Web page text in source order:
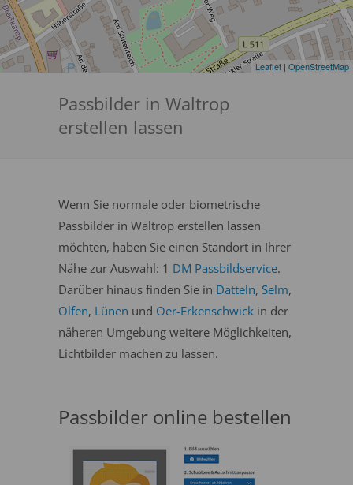
Leaflet | OpenStreetMap
Passbilder in Waltrop
erstellen lassen
Wenn Sie normale oder biometrische
Passbilder in Waltrop erstellen lassen
möchten, haben Sie einen Standort in Ihrer
Nähe zur Auswahl: 1 DM Passbildservice.
Darüber hinaus finden Sie in Datteln, Selm,
Olfen, Lünen und Oer-Erkenschwick in der
näheren Umgebung weitere Möglichkeiten,
Lichtbilder machen zu lassen.
Passbilder online bestellen